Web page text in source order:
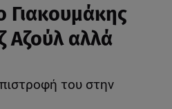
Γιακουμάκης
Αζούλ αλλά
του στην